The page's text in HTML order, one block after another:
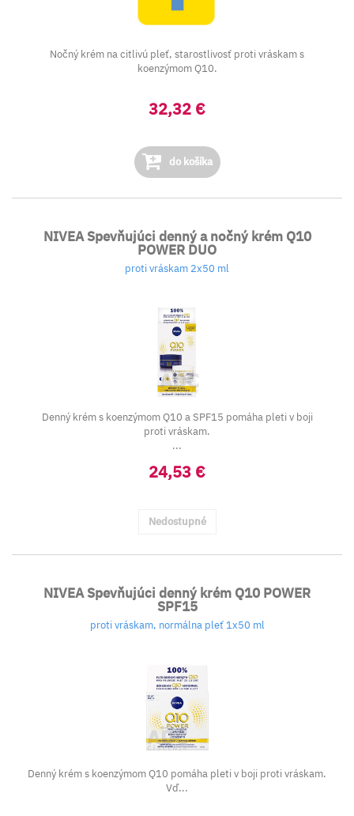
Nočný krém na citlivú pleť, starostlivosť proti vráskam s
koenzýmom Q10.
32,32 €
do košíka
NIVEA Spevňujúci denný a nočný krém Q10
POWER DUO
proti vráskam 2x50 ml
Denný krém s koenzýmom Q10 a SPF15 pomáha pleti v boji
proti vráskam.
...
24,53 €
Nedostupné
NIVEA Spevňujúci denný krém Q10 POWER
SPF15
proti vráskam, normálna pleť 1x50 ml
Denný krém s koenzýmom Q10 pomáha pleti v boji proti vráskam.
Vď...